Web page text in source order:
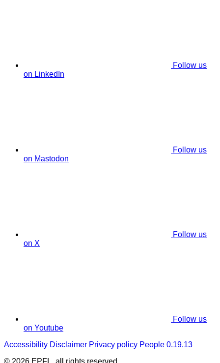
Follow us
on LinkedIn
Follow us
on Mastodon
Follow us
on X
Follow us
on Youtube
Accessibility Disclaimer Privacy policy People 0.19.13